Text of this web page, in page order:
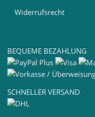
Widerrufsrecht
BEQUEME BEZAHLUNG
SCHNELLER VERSAND